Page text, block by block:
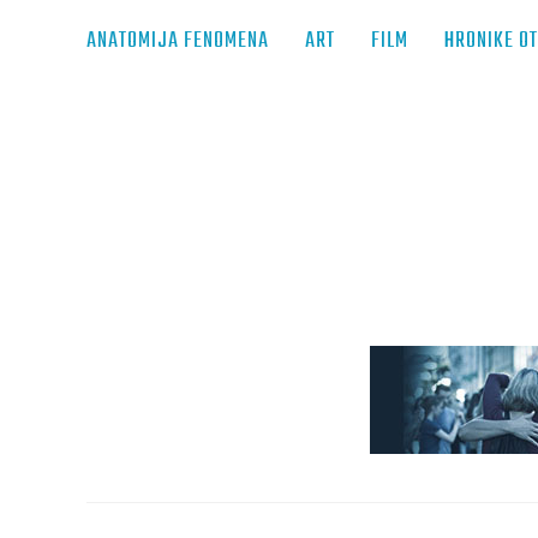
ANATOMIJA FENOMENA ART FILM HRONIKE